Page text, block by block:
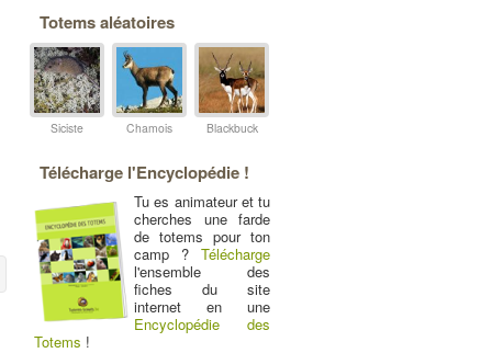
Totems aléatoires
Siciste Chamois Blackbuck
Télécharge l'Encyclopédie !
Tu es animateur et tu
cherches une farde
de totems pour ton
camp ? Télécharge
l'ensemble des
fiches du site
internet en une
Encyclopédie des
Totems !